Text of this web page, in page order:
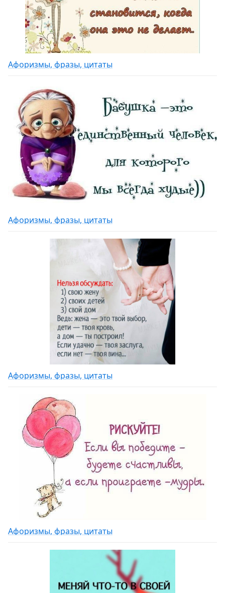
Афоризмы, фразы, цитаты
Афоризмы, фразы, цитаты
Афоризмы, фразы, цитаты
Афоризмы, фразы, цитаты